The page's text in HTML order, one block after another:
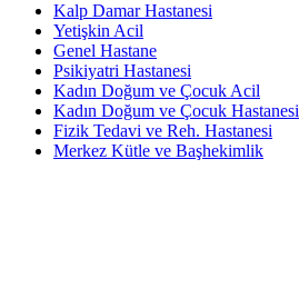
Kalp Damar Hastanesi
Yetişkin Acil
Genel Hastane
Psikiyatri Hastanesi
Kadın Doğum ve Çocuk Acil
Kadın Doğum ve Çocuk Hastanesi
Fizik Tedavi ve Reh. Hastanesi
Merkez Kütle ve Başhekimlik